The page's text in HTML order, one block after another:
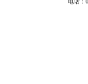
电话：